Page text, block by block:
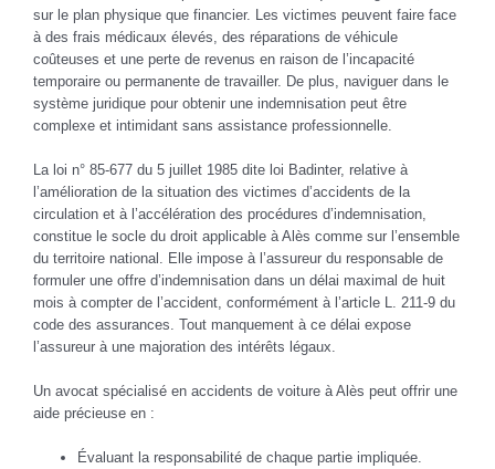
sur le plan physique que financier. Les victimes peuvent faire face
à des frais médicaux élevés, des réparations de véhicule
coûteuses et une perte de revenus en raison de l’incapacité
temporaire ou permanente de travailler. De plus, naviguer dans le
système juridique pour obtenir une indemnisation peut être
complexe et intimidant sans assistance professionnelle.
La loi n° 85-677 du 5 juillet 1985 dite loi Badinter, relative à
l’amélioration de la situation des victimes d’accidents de la
circulation et à l’accélération des procédures d’indemnisation,
constitue le socle du droit applicable à Alès comme sur l’ensemble
du territoire national. Elle impose à l’assureur du responsable de
formuler une offre d’indemnisation dans un délai maximal de huit
mois à compter de l’accident, conformément à l’article L. 211-9 du
code des assurances. Tout manquement à ce délai expose
l’assureur à une majoration des intérêts légaux.
Un avocat spécialisé en accidents de voiture à Alès peut offrir une
aide précieuse en :
Évaluant la responsabilité de chaque partie impliquée.